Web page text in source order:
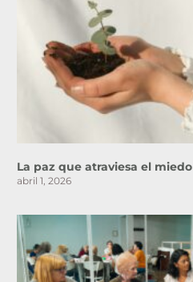
La paz que atraviesa el miedo
abril 1, 2026